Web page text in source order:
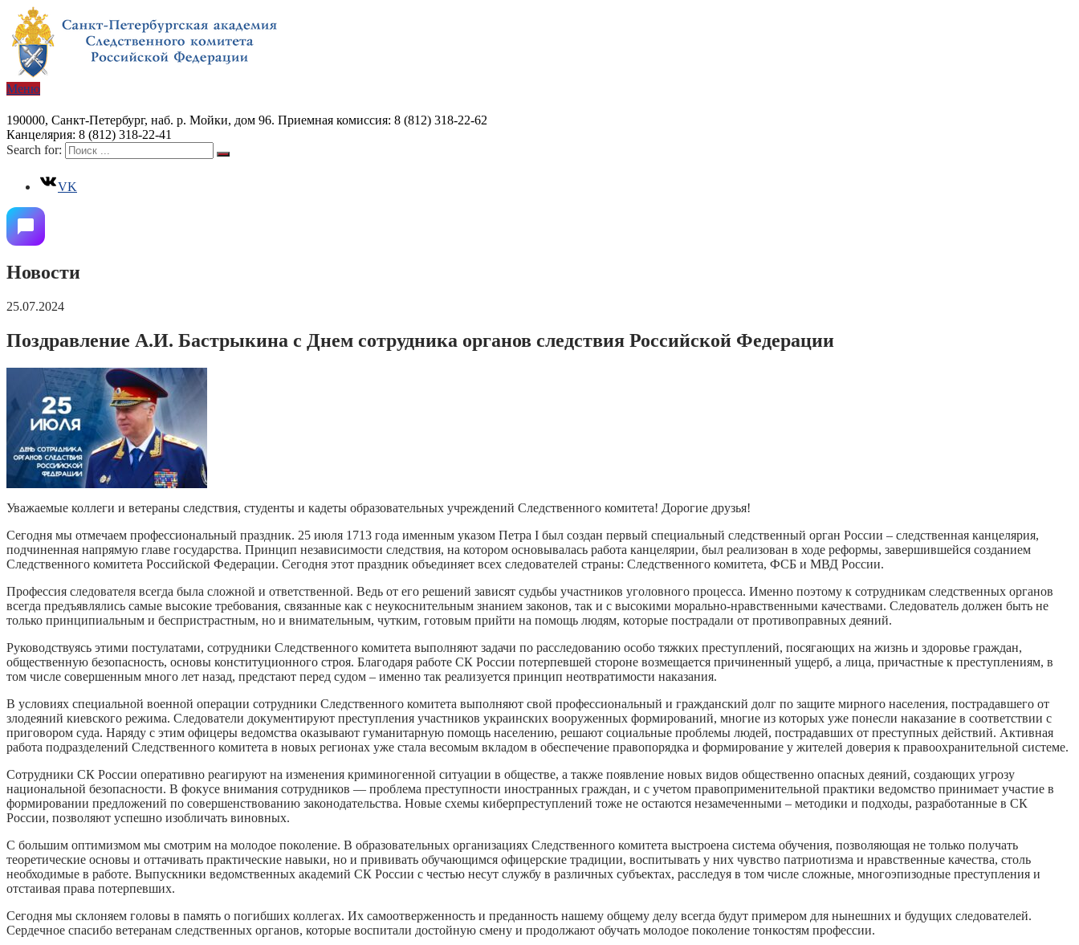
Меню
190000, Санкт-Петербург, наб. р. Мойки, дом 96. Приемная комиссия: 8 (812) 318-22-62
Канцелярия: 8 (812) 318-22-41
Search for:
VK
Новости
25.07.2024
Поздравление А.И. Бастрыкина с Днем сотрудника органов следствия Российской Федерации
Уважаемые коллеги и ветераны следствия, студенты и кадеты образовательных учреждений Следственного комитета! Дорогие друзья!
Сегодня мы отмечаем профессиональный праздник. 25 июля 1713 года именным указом Петра I был создан первый специальный следственный орган России – следственная канцелярия,
подчиненная напрямую главе государства. Принцип независимости следствия, на котором основывалась работа канцелярии, был реализован в ходе реформы, завершившейся созданием
Следственного комитета Российской Федерации. Сегодня этот праздник объединяет всех следователей страны: Следственного комитета, ФСБ и МВД России.
Профессия следователя всегда была сложной и ответственной. Ведь от его решений зависят судьбы участников уголовного процесса. Именно поэтому к сотрудникам следственных органов
всегда предъявлялись самые высокие требования, связанные как с неукоснительным знанием законов, так и с высокими морально-нравственными качествами. Следователь должен быть не
только принципиальным и беспристрастным, но и внимательным, чутким, готовым прийти на помощь людям, которые пострадали от противоправных деяний.
Руководствуясь этими постулатами, сотрудники Следственного комитета выполняют задачи по расследованию особо тяжких преступлений, посягающих на жизнь и здоровье граждан,
общественную безопасность, основы конституционного строя. Благодаря работе СК России потерпевшей стороне возмещается причиненный ущерб, а лица, причастные к преступлениям, в
том числе совершенным много лет назад, предстают перед судом – именно так реализуется принцип неотвратимости наказания.
В условиях специальной военной операции сотрудники Следственного комитета выполняют свой профессиональный и гражданский долг по защите мирного населения, пострадавшего от
злодеяний киевского режима. Следователи документируют преступления участников украинских вооруженных формирований, многие из которых уже понесли наказание в соответствии с
приговором суда. Наряду с этим офицеры ведомства оказывают гуманитарную помощь населению, решают социальные проблемы людей, пострадавших от преступных действий. Активная
работа подразделений Следственного комитета в новых регионах уже стала весомым вкладом в обеспечение правопорядка и формирование у жителей доверия к правоохранительной системе.
Сотрудники СК России оперативно реагируют на изменения криминогенной ситуации в обществе, а также появление новых видов общественно опасных деяний, создающих угрозу
национальной безопасности. В фокусе внимания сотрудников — проблема преступности иностранных граждан, и с учетом правоприменительной практики ведомство принимает участие в
формировании предложений по совершенствованию законодательства. Новые схемы киберпреступлений тоже не остаются незамеченными – методики и подходы, разработанные в СК
России, позволяют успешно изобличать виновных.
С большим оптимизмом мы смотрим на молодое поколение. В образовательных организациях Следственного комитета выстроена система обучения, позволяющая не только получать
теоретические основы и оттачивать практические навыки, но и прививать обучающимся офицерские традиции, воспитывать у них чувство патриотизма и нравственные качества, столь
необходимые в работе. Выпускники ведомственных академий СК России с честью несут службу в различных субъектах, расследуя в том числе сложные, многоэпизодные преступления и
отстаивая права потерпевших.
Сегодня мы склоняем головы в память о погибших коллегах. Их самоотверженность и преданность нашему общему делу всегда будут примером для нынешних и будущих следователей.
Сердечное спасибо ветеранам следственных органов, которые воспитали достойную смену и продолжают обучать молодое поколение тонкостям профессии.